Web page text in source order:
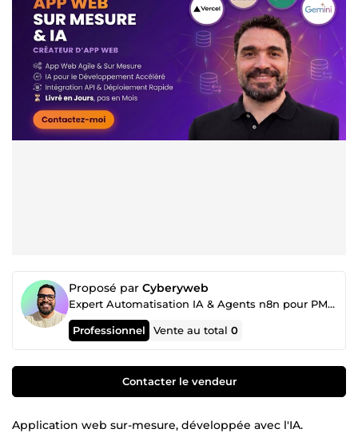
Proposé par Cyberyweb
Expert Automatisation IA & Agents n8n pour PME | CyberyWeb
Professionnel Vente au total0
Contacter le vendeur
Application web sur-mesure, développée avec l'IA.